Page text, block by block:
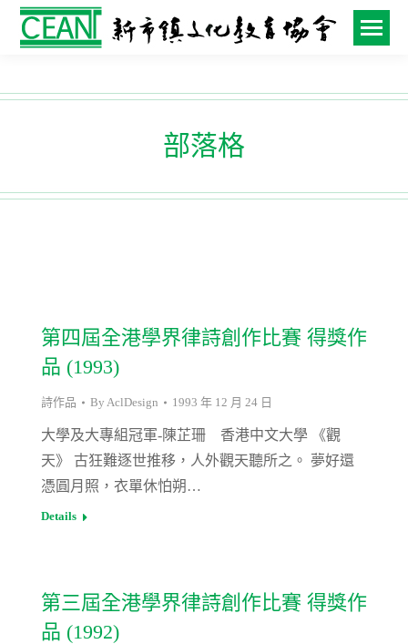
部落格
第四屆全港學界律詩創作比賽 得獎作
品 (1993)
詩作品 By AclDesign 1993 年 12 月 24 日
大學及大專組冠軍-陳芷珊 香港中文大學 《觀
天》 古狂難逐世推移，人外觀天聽所之。 夢好還
憑圓月照，衣單休怕朔…
Details
第三屆全港學界律詩創作比賽 得獎作
品 (1992)